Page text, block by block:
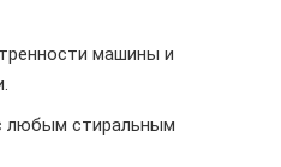
машины и
любым стиральным